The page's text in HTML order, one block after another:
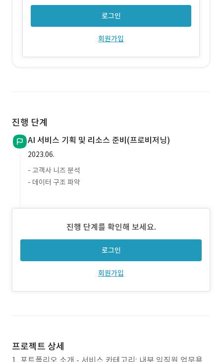
로그인
회원가입
진행 단계
AI 서비스 기획 및 리소스 준비(프로비저닝)
2023.06.
- 고객사 니즈 분석
- 데이터 구조 파악
진행 단계를 확인해 보세요.
로그인
회원가입
프로젝트 상세
1. 포트폴리오 소개 - 서비스 카테고리: 내부 임직원 업무용